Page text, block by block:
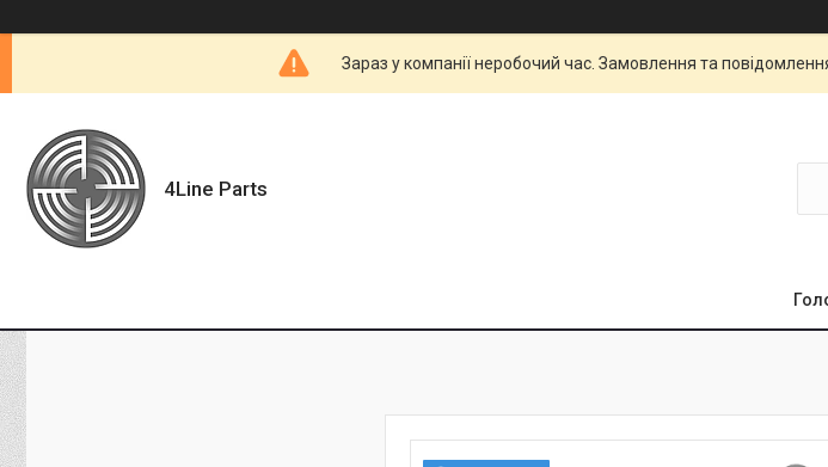
Зараз у компанії неробочий час. Замовлення та
4Line Parts